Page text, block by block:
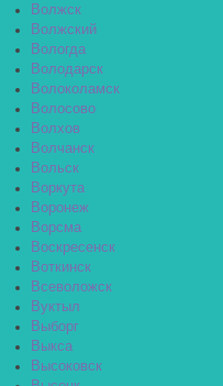
Волжск
Волжский
Вологда
Володарск
Волоколамск
Волосово
Волхов
Волчанск
Вольск
Воркута
Воронеж
Ворсма
Воскресенск
Воткинск
Всеволожск
Вуктыл
Выборг
Выкса
Высоковск